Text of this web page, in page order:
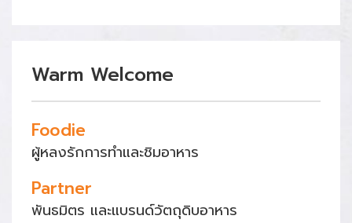
Warm Welcome
Foodie
ผู้หลงรักการทำและชิมอาหาร
Partner
พันธมิตร และแบรนด์วัตถุดิบอาหาร